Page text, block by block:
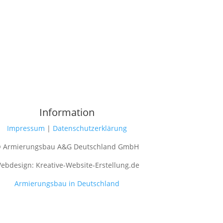
Information
Impressum | Datenschutzerklärung
A&G Deutschland GmbH
Kreative-Website-Erstellung.de
Armierungsbau in Deutschland